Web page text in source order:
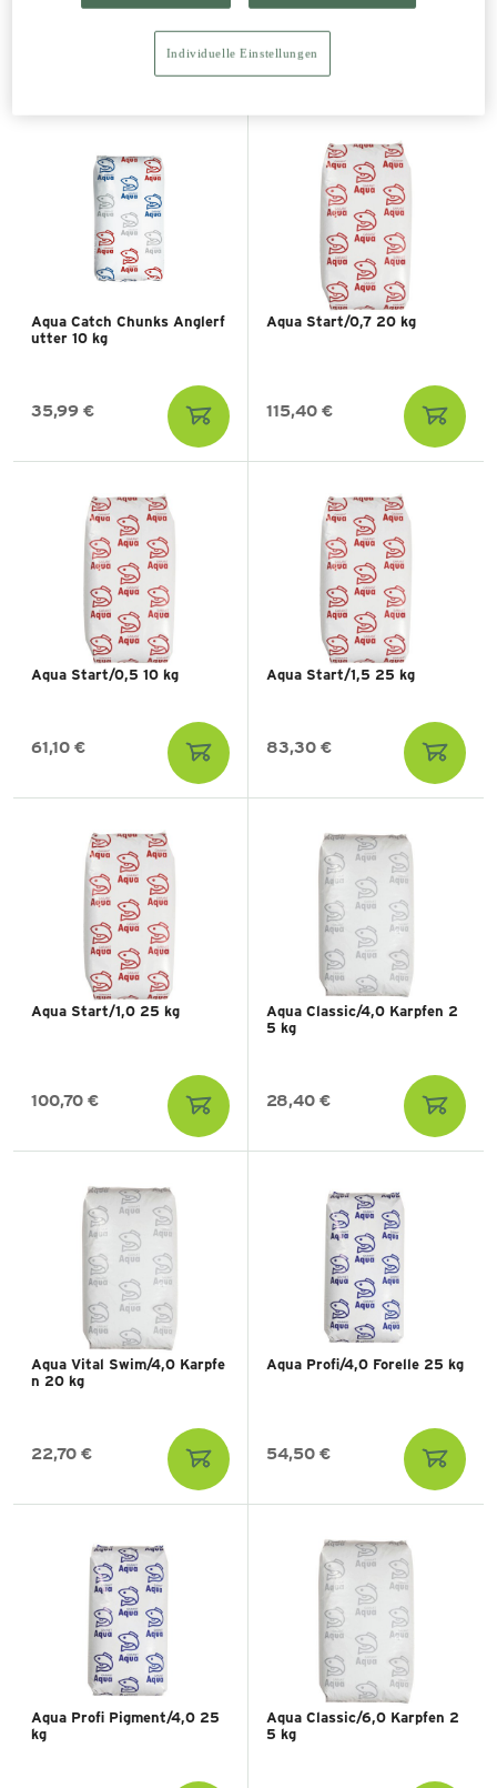
26,69 €
Aqua Catch Chunks Anglerf
utter 10 kg
35,99 €
Aqua Start/0,7 20 kg
115,40 €
Aqua Start/0,5 10 kg
61,10 €
Aqua Start/1,5 25 kg
83,30 €
Aqua Start/1,0 25 kg
100,70 €
Aqua Classic/4,0 Karpfen 2
5 kg
28,40 €
Aqua Vital Swim/4,0 Karpfe
n 20 kg
22,70 €
Aqua Profi/4,0 Forelle 25 kg
54,50 €
Aqua Profi Pigment/4,0 25
kg
Aqua Classic/6,0 Karpfen 2
5 kg
Individuelle Einstellungen